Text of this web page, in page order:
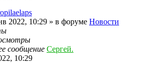
2022, 10:29 » в форуме Новости
сообщение Сергей.
10:29